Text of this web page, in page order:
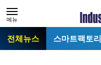
메뉴
전체뉴스 스마트팩토리